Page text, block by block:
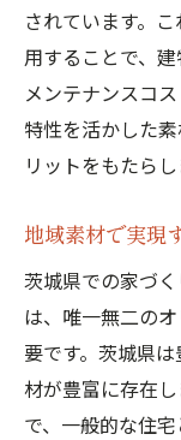
地元の
地域の木材
例
茨城県
石材を
地元の
茨城県
デア
茨城県の
されています。
用することで、
メンテナンスコ
特性を活かした
リットをもたらし
地域素材で実現
茨城県での家づ
は、唯一無二の
要です。茨城県
材が豊富に存在
で、一般的な住